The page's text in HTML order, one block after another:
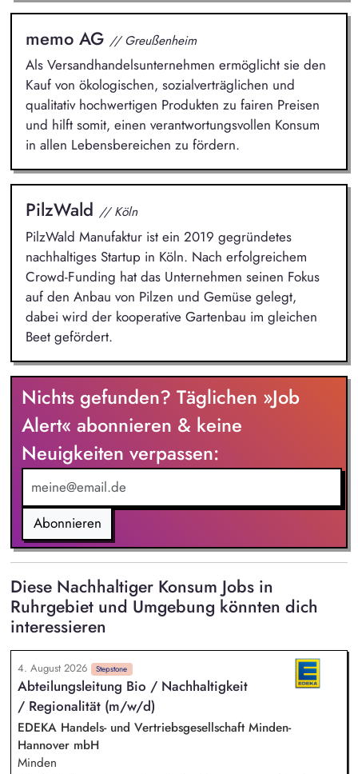
memo AG // Greußenheim
Als Versandhandelsunternehmen ermöglicht sie den
Kauf von ökologischen, sozialverträglichen und
qualitativ hochwertigen Produkten zu fairen Preisen
und hilft somit, einen verantwortungsvollen Konsum
in allen Lebensbereichen zu fördern.
PilzWald // Köln
PilzWald Manufaktur ist ein 2019 gegründetes
nachhaltiges Startup in Köln. Nach erfolgreichem
Crowd-Funding hat das Unternehmen seinen Fokus
auf den Anbau von Pilzen und Gemüse gelegt,
dabei wird der kooperative Gartenbau im gleichen
Beet gefördert.
Nichts gefunden? Täglichen »Job
Alert« abonnieren & keine
Neuigkeiten verpassen:
Abonnieren
Diese Nachhaltiger Konsum Jobs in
Ruhrgebiet und Umgebung könnten dich
interessieren
4. August 2026 Stepstone
Abteilungsleitung Bio / Nachhaltigkeit
/ Regionalität (m/w/d)
EDEKA Handels- und Vertriebsgesellschaft Minden-
Hannover mbH
Minden